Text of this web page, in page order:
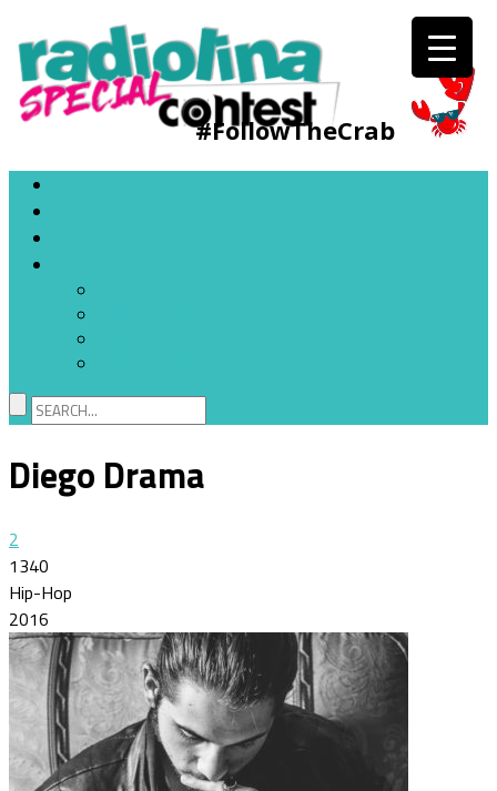
#FollowTheCrab
Diego Drama
2
1340
Hip-Hop
2016